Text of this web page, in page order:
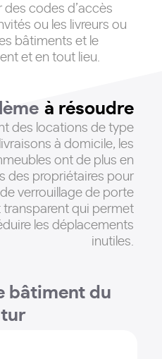
codes d’accès
ou les livreurs ou
bâtiments et le
et en tout lieu.
à résoudre
à domicile, les
ont de plus en
des propriétaires pour
verrouillage de porte
transparent qui permet
les déplacements
inutiles.
bâtiment du